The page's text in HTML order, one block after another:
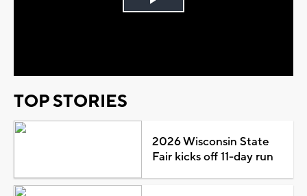
Play
TOP STORIES
2026 Wisconsin State
Fair kicks off 11-day run